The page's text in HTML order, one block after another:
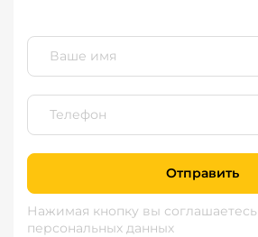
Отправить
Нажимая кнопку вы соглашаетесь
персональных данных